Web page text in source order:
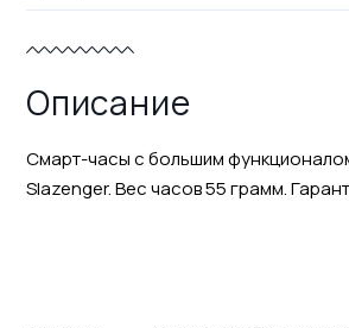
Описание
Смарт-часы с большим
Slazenger. Вес часов 55 грамм.